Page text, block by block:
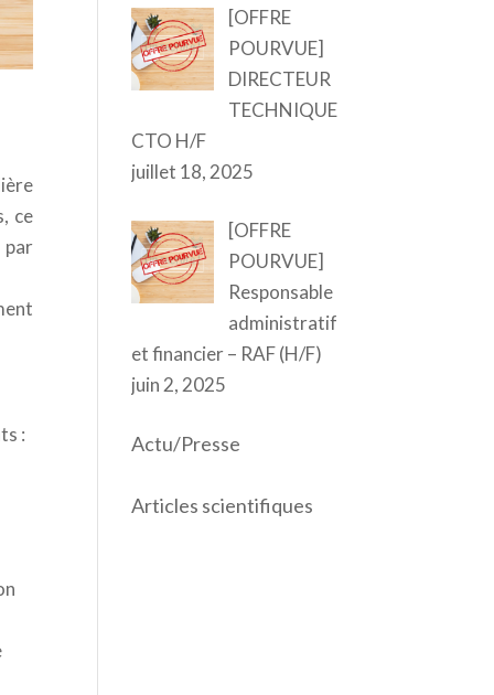
ce
par
:
[OFFRE
POURVUE]
DIRECTEUR
TECHNIQUE
CTO H/F
juillet 18, 2025
[OFFRE
POURVUE]
Responsable
administratif
et financier – RAF (H/F)
juin 2, 2025
Actu/Presse
Articles scientifiques